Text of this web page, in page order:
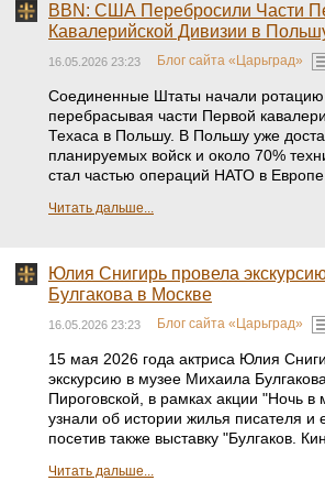
BBN: США Перебросили Части
Кавалерийской Дивизии в
16.05.2026 23:23 Блог сайта «Царьград»
Соединенные Штаты начали ротацию
перебрасывая части Первой
Техаса в Польшу. В Польшу уже
планируемых войск и около 70%
стал частью операций НАТО в Европе.
Читать дальше...
Юлия Снигирь провела
Булгакова в Москве
16.05.2026 23:23 Блог сайта «Царьград»
15 мая 2026 года актриса Юлия
экскурсию в музее Михаила
Пироговской, в рамках акции "Ночь в
узнали об истории жилья писателя и
посетив также выставку "Булгаков.
Читать дальше...